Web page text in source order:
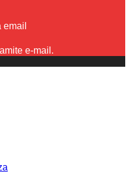
email
e-mail.